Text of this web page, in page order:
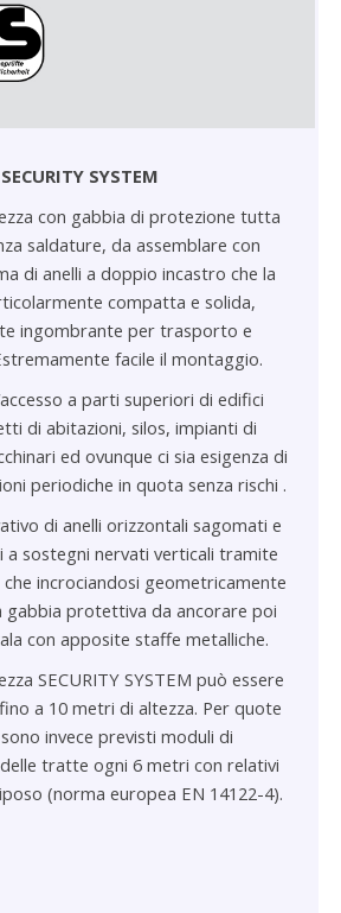
SECURITY SYSTEM
con gabbia di protezione tutta
saldature, da assemblare con
di anelli a doppio incastro che la
compatta e solida,
ingombrante per trasporto e
facile il montaggio.
a parti superiori di edifici
di abitazioni, silos, impianti di
ed ovunque ci sia esigenza di
periodiche in quota senza rischi .
di anelli orizzontali sagomati e
sostegni nervati verticali tramite
incrociandosi geometricamente
gabbia protettiva da ancorare poi
con apposite staffe metalliche.
SECURITY SYSTEM può essere
a 10 metri di altezza. Per quote
invece previsti moduli di
tratte ogni 6 metri con relativi
(norma europea EN 14122-4).